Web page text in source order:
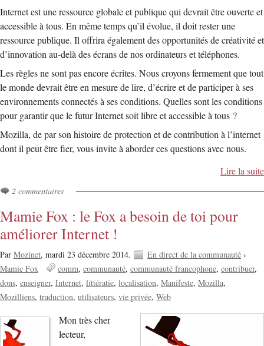
Internet est une ressource globale et publique qui devrait être ouverte et
accessible à tous. En même temps qu’il évolue, il doit rester une
ressource publique. Il offrira également des opportunités de créativité et
d’innovation au-delà des écrans de nos ordinateurs et téléphones.
Les règles ne sont pas encore écrites. Nous croyons fermement que tout
le monde devrait être en mesure de lire, d’écrire et de participer à ses
environnements connectés à ses conditions. Quelles sont les conditions
pour garantir que le futur Internet soit libre et accessible à tous ?
Mozilla, de par son histoire de protection et de contribution à l’internet
dont il peut être fier, vous invite à aborder ces questions avec nous.
Lire la suite
2 commentaires
Mamie Fox : le Fox a besoin de toi pour
améliorer Internet !
Par Mozinet, mardi 23 décembre 2014. En direct de la communauté ›
Mamie Fox
comm communauté communauté francophone contribuer
dons enseigner Internet littératie localisation Manifeste Mozilla
Mozilliens traduction utilisateurs vie privée Web
Mon très cher
lecteur,